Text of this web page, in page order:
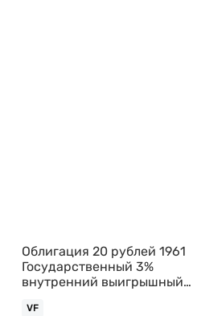
Облигация 20 рублей 1961
Государственный 3%
внутренний выигрышный
VF